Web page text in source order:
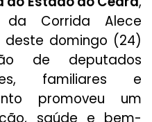
Corrida Alece
domingo (24)
de deputados
familiares e
promoveu um
saúde e bem-